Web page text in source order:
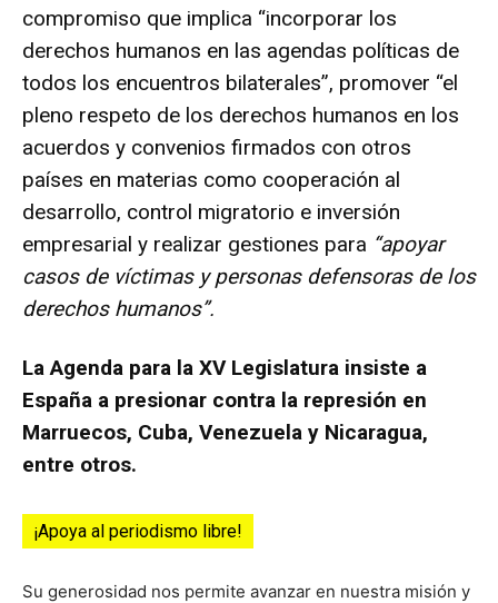
compromiso que implica “incorporar los
derechos humanos en las agendas políticas de
todos los encuentros bilaterales”, promover “el
pleno respeto de los derechos humanos en los
acuerdos y convenios firmados con otros
países en materias como cooperación al
desarrollo, control migratorio e inversión
empresarial y realizar gestiones para “apoyar
casos de víctimas y personas defensoras de los
derechos humanos”.
La Agenda para la XV Legislatura insiste a
España a presionar contra la represión en
Marruecos, Cuba, Venezuela y Nicaragua,
entre otros.
¡Apoya al periodismo libre!
Su generosidad nos permite avanzar en nuestra misión y